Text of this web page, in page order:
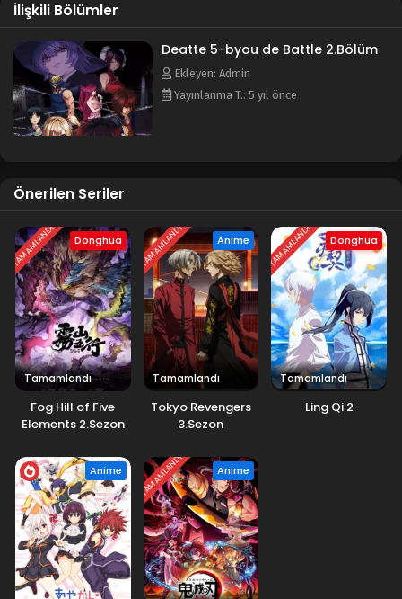
yeni bir savaşa başlıyor!
出会って5秒でバトル
İlişkili Bölümler
Deatte 5-byou de Battle 2.Bölüm
Ekleyen: Admin
Yayınlanma T.: 5 yıl önce
Önerilen Seriler
TAMAMLANDI Donghua
Tamamlandı
Fog Hill of Five
Elements 2.Sezon
TAMAMLANDI Anime
Tamamlandı
Tokyo Revengers
3.Sezon
TAMAMLANDI Donghua
Tamamlandı
Ling Qi 2
Anime TAMAMLANDI Anime